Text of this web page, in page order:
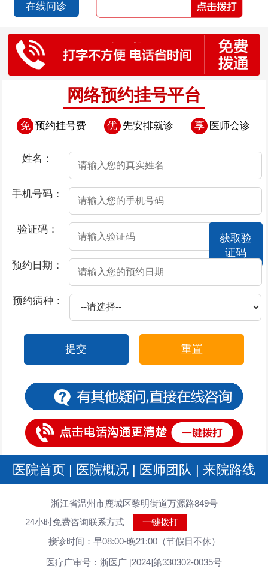
在线问诊
网络预约挂号平台
免 预约挂号费 优 先安排就诊 享 医师会诊
姓名：
手机号码：
验证码：
获取验
证码
预约日期：
预约病种：
提交 重置
医院首页 | 医院概况 | 医师团队 | 来院路线
浙江省温州市鹿城区黎明街道万源路849号
24小时免费咨询联系方式
一键拨打
接诊时间：早08:00-晚21:00（节假日不休）
医疗广审号：浙医广 [2024]第330302-0035号